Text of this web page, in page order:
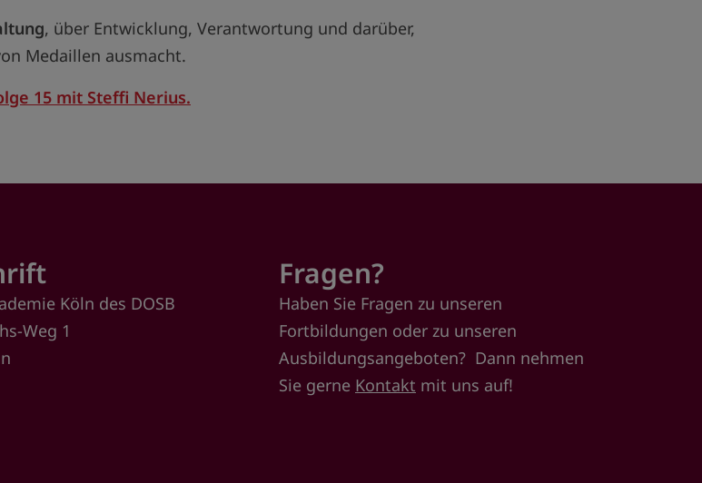
, über Entwicklung, Verantwortung und darüber,
Medaillen ausmacht.
15 mit Steffi Nerius.
Köln des DOSB
Weg 1
Fragen?
Haben Sie Fragen zu unseren
Fortbildungen oder zu unseren
Ausbildungsangeboten? Dann nehmen
Sie gerne Kontakt mit uns auf!